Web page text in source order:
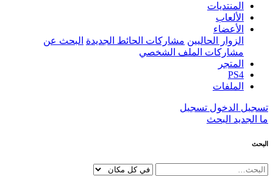
المنتديات
الألعاب
الأعضاء
الزوار الحاليين مشاركات الحائط الجديدة البحث عن
مشاركات الملف الشخصي
المتجر
PS4
الملفات
تسجيل الدخول تسجيل
ما الجديد البحث
البحث